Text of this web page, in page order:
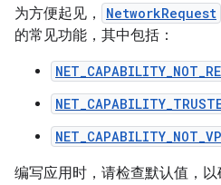
为方便起见，
NetworkRequest
的常见功能，其中包括：
编写应用时，请检查默认值，